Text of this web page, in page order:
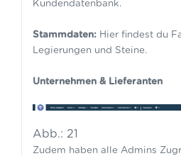
Kundendatenbank.
Stammdaten:Hier findest du
Legierungen und Steine.
Unternehmen & Lieferanten
Abb.: 21
Zudem haben alle Admins